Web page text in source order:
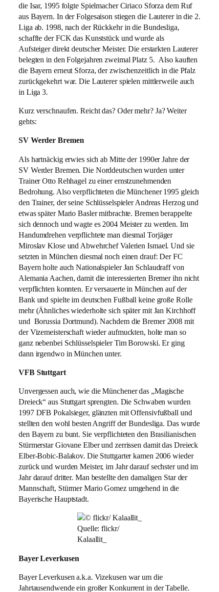
die Isar, 1995 folgte Spielmacher Ciriaco Sforza dem Ruf
aus Bayern. In der Folgesaison stiegen die Lauterer in die 2.
Liga ab. 1998, nach der Rückkehr in die Bundesliga,
schaffte der FCK das Kunststück und wurde als
Aufsteiger direkt deutscher Meister. Die erstarkten Lauterer
belegten in den Folgejahren zweimal Platz 5. Also kauften
die Bayern erneut Sforza, der zwischenzeitlich in die Pfalz
zurückgekehrt war. Die Lauterer spielen mittlerweile auch
in Liga 3.
Kurz verschnaufen. Reicht das? Oder mehr? Ja? Weiter
gehts:
SV Werder Bremen
Als hartnäckig erwies sich ab Mitte der 1990er Jahre der
SV Werder Bremen. Die Norddeutschen wurden unter
Trainer Otto Rehhagel zu einer ernstzunehmenden
Bedrohung. Also verpflichteten die Münchener 1995 gleich
den Trainer, der seine Schlüsselspieler Andreas Herzog und
etwas später Mario Basler mitbrachte. Bremen berappelte
sich dennoch und wagte es 2004 Meister zu werden. Im
Handumdrehen verpflichtete man diesmal Torjäger
Miroslav Klose und Abwehrchef Valerien Ismael. Und sie
setzten in München diesmal noch einen drauf: Der FC
Bayern holte auch Nationalspieler Jan Schlaudraff von
Alemania Aachen, damit die interessierten Bremer ihn nicht
verpflichten konnten. Er versauerte in München auf der
Bank und spielte im deutschen Fußball keine große Rolle
mehr (Ähnliches wiederholte sich später mit Jan Kirchhoff
und Borussia Dortmund). Nachdem die Bremer 2008 mit
der Vizemeisterschaft wieder aufmuckten, holte man so
ganz nebenbei Schlüsselspieler Tim Borowski. Er ging
dann irgendwo in München unter.
VFB Stuttgart
Unvergessen auch, wie die Münchener das „Magische
Dreieck“ aus Stuttgart sprengten. Die Schwaben wurden
1997 DFB Pokalsieger, glänzten mit Offensivfußball und
stellten den wohl besten Angriff der Bundesliga. Das wurde
den Bayern zu bunt. Sie verpflichteten den Brasilianischen
Stürmerstar Giovane Elber und zerrissen damit das Dreieck
Elber-Bobic-Balakov. Die Stuttgarter kamen 2006 wieder
zurück und wurden Meister, im Jahr darauf sechster und im
Jahr darauf dritter. Man bestellte den damaligen Star der
Mannschaft, Stürmer Mario Gomez umgehend in die
Bayerische Hauptstadt.
Quelle: flickr/
Kalaallit_
Bayer Leverkusen
Bayer Leverkusen a.k.a. Vizekusen war um die
Jahrtausendwende ein großer Konkurrent in der Tabelle.